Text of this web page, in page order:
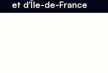
et d'Île-de-France